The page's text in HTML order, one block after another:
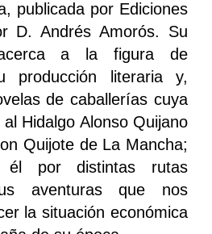
publicada por Ediciones
D. Andrés Amorós. Su
a la figura de
producción literaria y,
de caballerías cuya
Hidalgo Alonso Quijano
Quijote de La Mancha;
él por distintas rutas
aventuras que nos
la situación económica